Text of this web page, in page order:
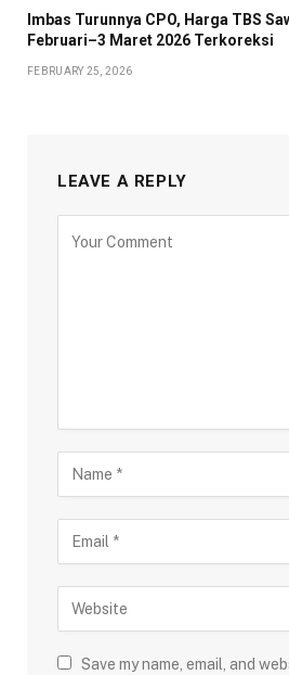
Imbas Turunnya CPO, Harga TBS
Februari–3 Maret 2026 Terkoreksi
FEBRUARY 25, 2026
LEAVE A REPLY
Save my name, email, and